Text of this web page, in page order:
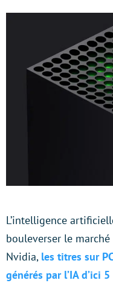
L’intelligence
bouleverser le marché
Nvidia, les titres sur
générés par l’IA d’ici 5